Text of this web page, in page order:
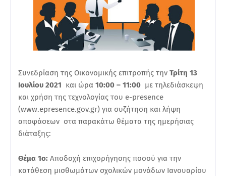
Συνεδρίαση της Οικονομικής επιτροπής την Τρίτη 13
Ιουλίου 2021 και ώρα 10:00 – 11:00 με τηλεδιάσκεψη
και χρήση της τεχνολογίας του e-presence
(www.epresence.gov.gr) για συζήτηση και λήψη
αποφάσεων στα παρακάτω θέματα της ημερήσιας
διάταξης:
Θέμα 1ο: Αποδοχή επιχορήγησης ποσού για την
κατάθεση μισθωμάτων σχολικών μονάδων Ιανουαρίου